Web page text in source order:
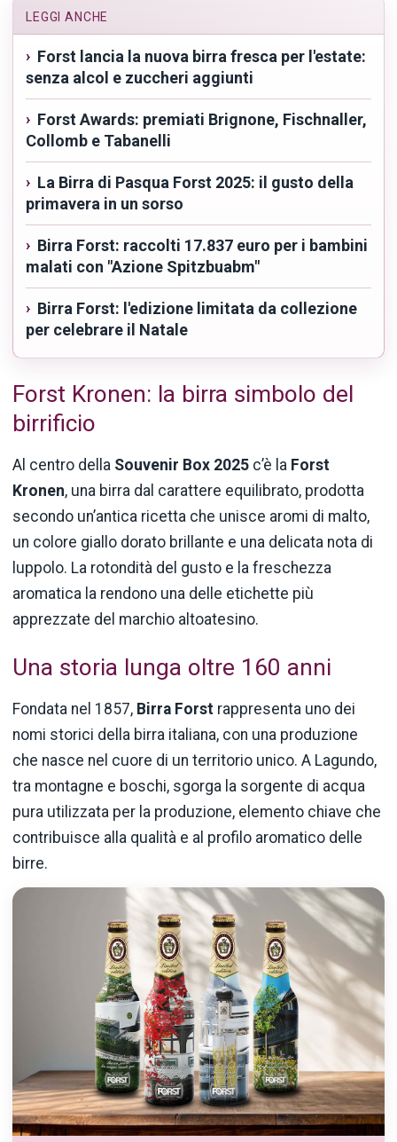
LEGGI ANCHE
Forst lancia la nuova birra fresca per l'estate:
senza alcol e zuccheri aggiunti
Forst Awards: premiati Brignone, Fischnaller,
Collomb e Tabanelli
La Birra di Pasqua Forst 2025: il gusto della
primavera in un sorso
Birra Forst: raccolti 17.837 euro per i bambini
malati con "Azione Spitzbuabm"
Birra Forst: l'edizione limitata da collezione
per celebrare il Natale
Forst Kronen: la birra simbolo del
birrificio
Al centro della Souvenir Box 2025 c’è la Forst
Kronen, una birra dal carattere equilibrato, prodotta
secondo un’antica ricetta che unisce aromi di malto,
un colore giallo dorato brillante e una delicata nota di
luppolo. La rotondità del gusto e la freschezza
aromatica la rendono una delle etichette più
apprezzate del marchio altoatesino.
Una storia lunga oltre 160 anni
Fondata nel 1857, Birra Forst rappresenta uno dei
nomi storici della birra italiana, con una produzione
che nasce nel cuore di un territorio unico. A Lagundo,
tra montagne e boschi, sgorga la sorgente di acqua
pura utilizzata per la produzione, elemento chiave che
contribuisce alla qualità e al profilo aromatico delle
birre.